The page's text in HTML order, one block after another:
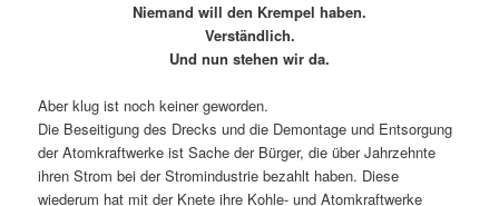
Niemand will den Krempel haben.
Verständlich.
Und nun stehen wir da.
Aber klug ist noch keiner geworden.
Die Beseitigung des Drecks und die Demontage und Entsorgung
der Atomkraftwerke ist Sache der Bürger, die über Jahrzehnte
ihren Strom bei der Stromindustrie bezahlt haben. Diese
wiederum hat mit der Knete ihre Kohle- und Atomkraftwerke